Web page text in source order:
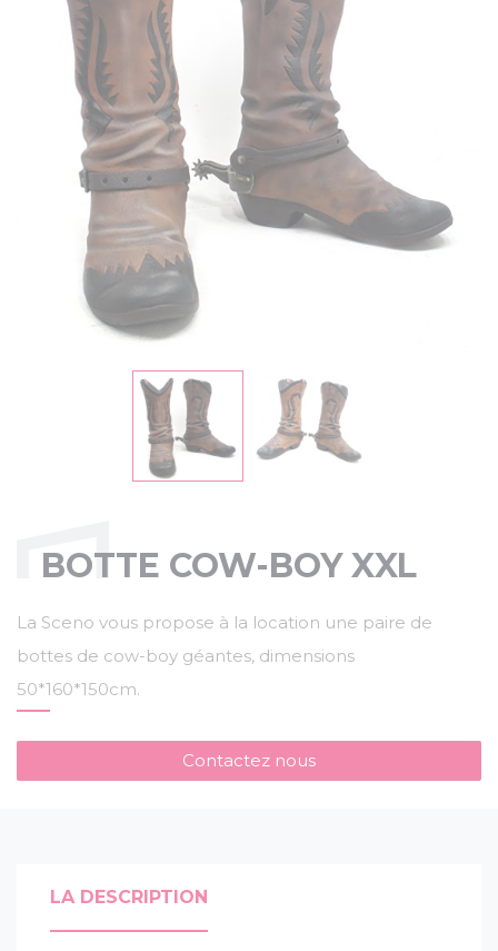
BOTTE COW-BOY XXL
La Sceno vous propose à la location une paire de
bottes de cow-boy géantes, dimensions
50*160*150cm.
Contactez nous
LA DESCRIPTION